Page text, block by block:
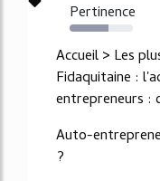
Pertinence
61%
Accueil > Les
Fidaquitaine :
entrepreneurs :
Auto-
?